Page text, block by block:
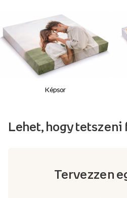
Képsor
Lehet, hogy tetszeni
Tervezzen